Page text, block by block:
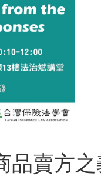
品賣方